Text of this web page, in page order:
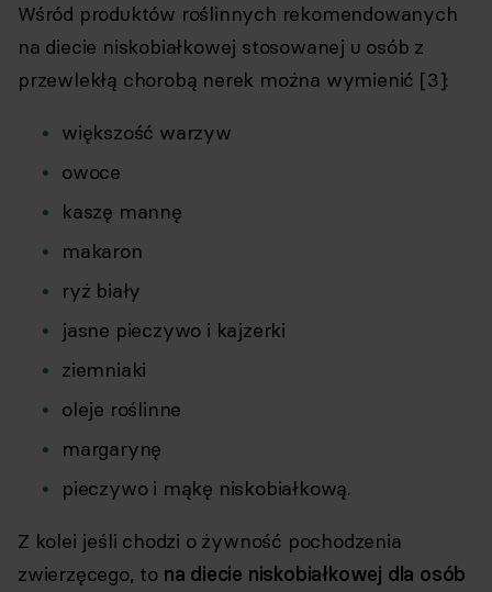
Wśród produktów roślinnych rekomendowanych
na diecie niskobiałkowej stosowanej u osób z
przewlekłą chorobą nerek można wymienić [3]:
większość warzyw
owoce
kaszę mannę
makaron
ryż biały
jasne pieczywo i kajzerki
ziemniaki
oleje roślinne
margarynę
pieczywo i mąkę niskobiałkową.
Z kolei jeśli chodzi o żywność pochodzenia
zwierzęcego, to na diecie niskobiałkowej dla osób